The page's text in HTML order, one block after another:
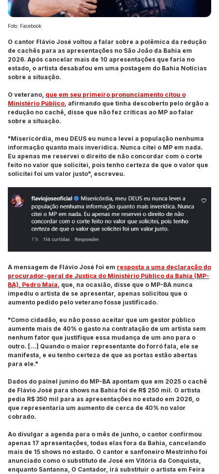
Foto: Facebook
O cantor Flávio José voltou a falar sobre a polêmica da redução
de cachês para as apresentações no São João da Bahia em
2026. Após cancelar mais de 10 apresentações que faria no
estado, o artista desabafou em uma postagem do Bahia Notícias
sobre a situação.
O veterano, que em seu primeiro pronunciamento citou o
Ministério Público, afirmando que tinha descoberto pelo órgão a
redução no cachê, disse que não fez críticas ao MP ao falar
sobre a situação.
"Misericórdia, meu DEUS eu nunca levei a população nenhuma
informação quanto mais inverídica. Nunca citei o MP em nada.
Eu apenas me reservei o direito de não concordar com o corte
feito no valor que solicitei, pois tenho certeza de que o valor que
solicitei foi um valor justo", escreveu.
A mensagem de Flávio José foi em resposta a uma declaração do
procurador-geral de Justiça do Ministério Público da Bahia (MP-
BA), Pedro Maia, que, na ocasião, disse que o MP-BA nunca
impediu o artista de se apresentar, apenas solicitou que o
aumento pedido pelo veterano fosse justificado.
"Como cidadão, eu não posso aceitar que um gestor público
aumente mais de 40% o gasto na contratação de um artista sem
nenhum fator que justifique essa mudança de um ano para o
outro. [...] Quando o maior representante do forró fala, ele se
manifesta, e eu tenho certeza de que as portas estão abertas
para ele."
Dados do painel junino do MP-BA apontam que em 2025 o cachê
de Flávio José para shows na Bahia foi de R$ 250 mil. O artista
pedia R$ 350 mil para as apresentações no estado em 2026, o
que representaria um aumento de cerca de 40% no valor
cobrado.
Ao divulgar a agenda para o mês de junho, o cantor confirmou
apenas 17 apresentações, todas elas fora da Bahia, cancelando
mais de 15 shows no estado. O cantor e sanfoneiro Mestrinho foi
anunciado como o substituto de José em Vitória da Conquista,
enquanto Santanna, O Cantador, irá substituir o artista em Feira